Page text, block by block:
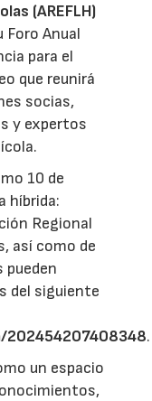
(AREFLH)
Foro Anual
para el
que reunirá
socias,
y expertos
10 de
híbrida:
Regional
así como de
del siguiente
.
un espacio